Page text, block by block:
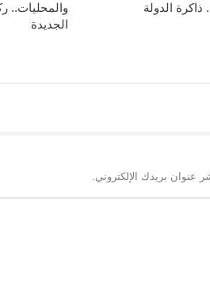
والمحليات..
الجديدة
ذاكرة الدولة
عنوان بريدك الإلكتروني.